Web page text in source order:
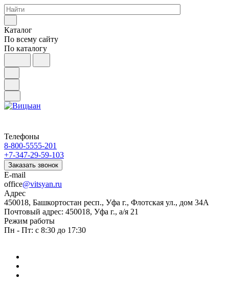
Каталог
По всему сайту
По каталогу
Телефоны
8-800-5555-201
+7-347-29-59-103
Заказать звонок
E-mail
office@vitsyan.ru
Адрес
450018, Башкортостан респ., Уфа г., Флотская ул., дом 34А
Почтовый адрес: 450018, Уфа г., а/я 21
Режим работы
Пн - Пт: с 8:30 до 17:30